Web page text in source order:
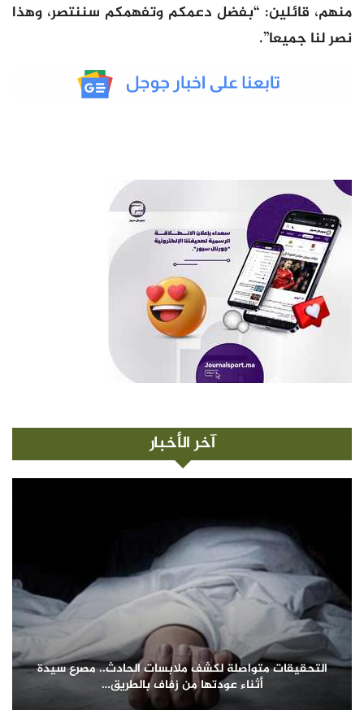
منهم، قائلين: “بفضل دعمكم وتفهمكم سننتصر، وهذا
نصر لنا جميعا”.
آخر الأخبار
التحقيقات متواصلة لكشف ملابسات الحادث.. مصرع سيدة
أثناء عودتها من زفاف بالطريق…